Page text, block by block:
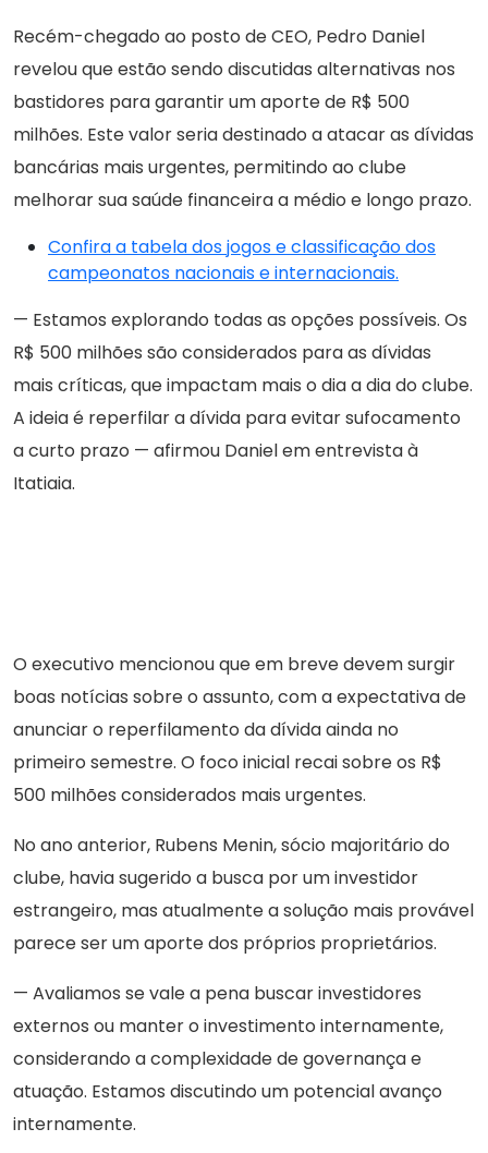
Recém-chegado ao posto de CEO, Pedro Daniel
revelou que estão sendo discutidas alternativas nos
bastidores para garantir um aporte de R$ 500
milhões. Este valor seria destinado a atacar as dívidas
bancárias mais urgentes, permitindo ao clube
melhorar sua saúde financeira a médio e longo prazo.
Confira a tabela dos jogos e classificação dos
campeonatos nacionais e internacionais.
— Estamos explorando todas as opções possíveis. Os
R$ 500 milhões são considerados para as dívidas
mais críticas, que impactam mais o dia a dia do clube.
A ideia é reperfilar a dívida para evitar sufocamento
a curto prazo — afirmou Daniel em entrevista à
Itatiaia.
O executivo mencionou que em breve devem surgir
boas notícias sobre o assunto, com a expectativa de
anunciar o reperfilamento da dívida ainda no
primeiro semestre. O foco inicial recai sobre os R$
500 milhões considerados mais urgentes.
No ano anterior, Rubens Menin, sócio majoritário do
clube, havia sugerido a busca por um investidor
estrangeiro, mas atualmente a solução mais provável
parece ser um aporte dos próprios proprietários.
— Avaliamos se vale a pena buscar investidores
externos ou manter o investimento internamente,
considerando a complexidade de governança e
atuação. Estamos discutindo um potencial avanço
internamente.